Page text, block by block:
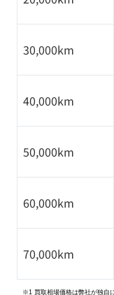
30,000km
40,000km
50,000km
60,000km
70,000km
※1 買取相場価格は弊社が独自